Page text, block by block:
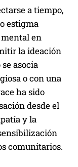
a tiempo,
estigma
en
la ideación
asocia
o con una
ha sido
desde el
y la
comunitarios.